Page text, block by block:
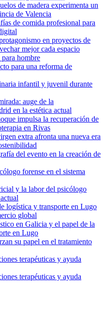
de madera experimenta un
de Valencia
de comida profesional para
en proyectos de
mejor cada espacio
hombre
para una reforma de
infantil y juvenil durante
auge de la
en la estética actual
impulsa la recuperación de
en Rivas
extra afronta una nueva era
del evento en la creación de
forense en el sistema
y la labor del psicólogo
logística y transporte en Lugo
global
en Galicia y el papel de la
en Lugo
su papel en el tratamiento
terapéuticas y ayuda
terapéuticas y ayuda